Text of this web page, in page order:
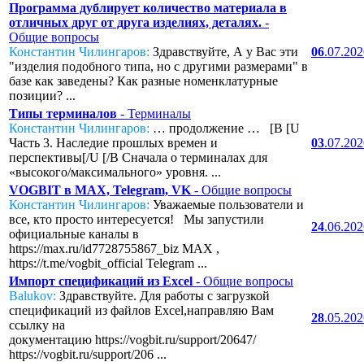
Программа дублирует количество материала в
отличных друг от друга изделиях, деталях. -
Общие вопросы
Константин Чилингаров: Здравствуйте, А у Вас эти
"изделия подобного типа, но с другими размерами" в
базе как заведены? Как разные номенклатурные
позиции? ...
06
Типы терминалов - Терминалы
Константин Чилингаров: … продолжение … [B [U
Часть 3. Наследие прошлых времен и
перспективы[/U [/B Сначала о терминалах для
«высокого/максимального» уровня. ...
03
VOGBIT в MAX, Telegram, VK - Общие вопросы
Константин Чилингаров: Уважаемые пользователи и
все, кто просто интересуется! Мы запустили
официальные каналы в
https://max.ru/id7728755867_biz MAX ,
https://t.me/vogbit_official Telegram ...
24
Импорт спецификаций из Excel - Общие вопросы
Balukov: Здравствуйте. Для работы с загрузкой
спецификаций из файлов Excel,направляю Вам
ссылку на
документацию https://vogbit.ru/support/20647/
https://vogbit.ru/support/206 ...
28